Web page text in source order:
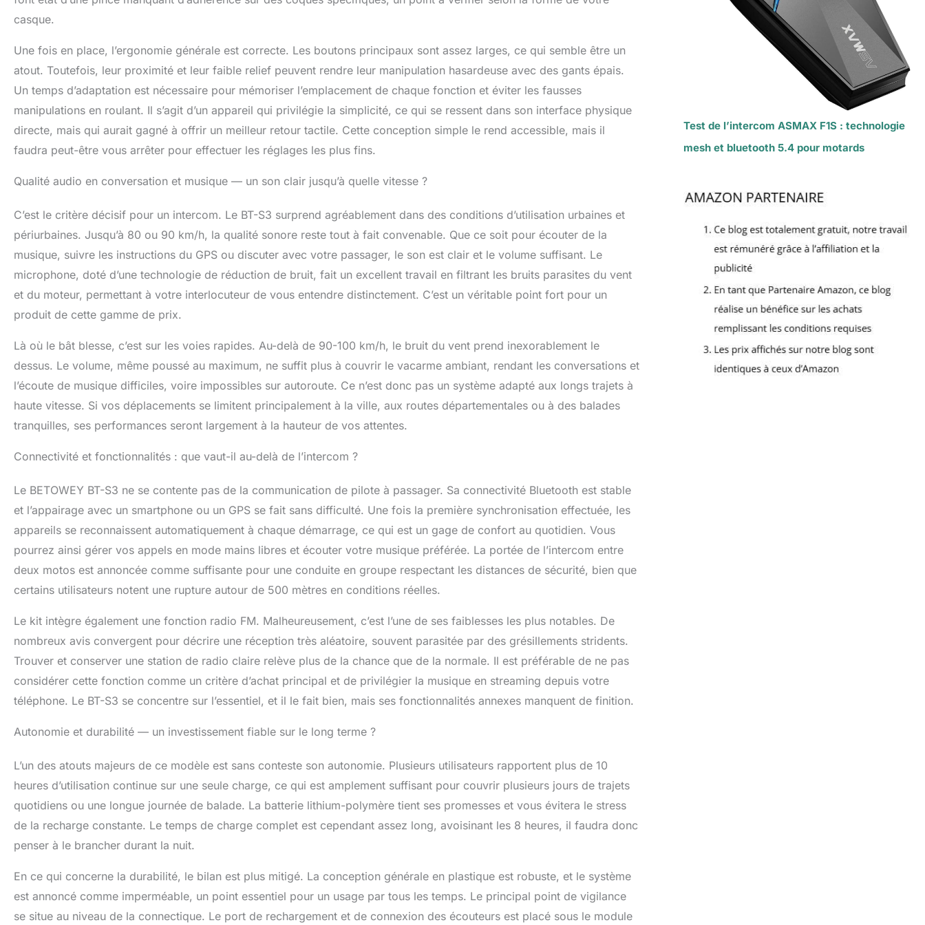
Convient à la plupart des casques intégraux et des casques demi-visage.
enlever.
casque.
Une fois en place, l’ergonomie générale est correcte. Les boutons principaux sont assez larges, ce qui semble être un
atout. Toutefois, leur proximité et leur faible relief peuvent rendre leur manipulation hasardeuse avec des gants épais.
Un temps d’adaptation est nécessaire pour mémoriser l’emplacement de chaque fonction et éviter les fausses
manipulations en roulant. Il s’agit d’un appareil qui privilégie la simplicité, ce qui se ressent dans son interface physique
directe, mais qui aurait gagné à offrir un meilleur retour tactile. Cette conception simple le rend accessible, mais il
faudra peut-être vous arrêter pour effectuer les réglages les plus fins.
Qualité audio en conversation et musique — un son clair jusqu’à quelle vitesse ?
C’est le critère décisif pour un intercom. Le BT-S3 surprend agréablement dans des conditions d’utilisation urbaines et
périurbaines. Jusqu’à 80 ou 90 km/h, la qualité sonore reste tout à fait convenable. Que ce soit pour écouter de la
musique, suivre les instructions du GPS ou discuter avec votre passager, le son est clair et le volume suffisant. Le
microphone, doté d’une technologie de réduction de bruit, fait un excellent travail en filtrant les bruits parasites du vent
et du moteur, permettant à votre interlocuteur de vous entendre distinctement. C’est un véritable point fort pour un
produit de cette gamme de prix.
Là où le bât blesse, c’est sur les voies rapides. Au-delà de 90-100 km/h, le bruit du vent prend inexorablement le
dessus. Le volume, même poussé au maximum, ne suffit plus à couvrir le vacarme ambiant, rendant les conversations et
l’écoute de musique difficiles, voire impossibles sur autoroute. Ce n’est donc pas un système adapté aux longs trajets à
haute vitesse. Si vos déplacements se limitent principalement à la ville, aux routes départementales ou à des balades
tranquilles, ses performances seront largement à la hauteur de vos attentes.
Connectivité et fonctionnalités : que vaut-il au-delà de l’intercom ?
Le BETOWEY BT-S3 ne se contente pas de la communication de pilote à passager. Sa connectivité Bluetooth est stable
et l’appairage avec un smartphone ou un GPS se fait sans difficulté. Une fois la première synchronisation effectuée, les
appareils se reconnaissent automatiquement à chaque démarrage, ce qui est un gage de confort au quotidien. Vous
pourrez ainsi gérer vos appels en mode mains libres et écouter votre musique préférée. La portée de l’intercom entre
deux motos est annoncée comme suffisante pour une conduite en groupe respectant les distances de sécurité, bien que
certains utilisateurs notent une rupture autour de 500 mètres en conditions réelles.
Le kit intègre également une fonction radio FM. Malheureusement, c’est l’une de ses faiblesses les plus notables. De
nombreux avis convergent pour décrire une réception très aléatoire, souvent parasitée par des grésillements stridents.
Trouver et conserver une station de radio claire relève plus de la chance que de la normale. Il est préférable de ne pas
considérer cette fonction comme un critère d’achat principal et de privilégier la musique en streaming depuis votre
téléphone. Le BT-S3 se concentre sur l’essentiel, et il le fait bien, mais ses fonctionnalités annexes manquent de finition.
Autonomie et durabilité — un investissement fiable sur le long terme ?
L’un des atouts majeurs de ce modèle est sans conteste son autonomie. Plusieurs utilisateurs rapportent plus de 10
heures d’utilisation continue sur une seule charge, ce qui est amplement suffisant pour couvrir plusieurs jours de trajets
quotidiens ou une longue journée de balade. La batterie lithium-polymère tient ses promesses et vous évitera le stress
de la recharge constante. Le temps de charge complet est cependant assez long, avoisinant les 8 heures, il faudra donc
penser à le brancher durant la nuit.
En ce qui concerne la durabilité, le bilan est plus mitigé. La conception générale en plastique est robuste, et le système
est annoncé comme imperméable, un point essentiel pour un usage par tous les temps. Le principal point de vigilance
se situe au niveau de la connectique. Le port de rechargement et de connexion des écouteurs est placé sous le module
Test de l’intercom ASMAX F1S : technologie
mesh et bluetooth 5.4 pour motards